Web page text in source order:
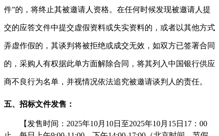
件”的，将终止其被邀请人资格。在任何时候发现被邀请人提
交的应答文件中提交虚假资料或失实资料的，或者以其他方式
弄虚作假的，其谈判将被拒绝或成交无效，如双方已签署合同
的，采购人有权据此单方面解除合同，将其列入中国银行供应
商不良行为名单，并视情况依法追究被邀请谈判人的责任。
五、 招标文件发售：
【发售时间： 2025年10月 10日至2025年10月 15日 17：00